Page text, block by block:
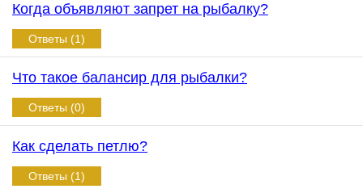
Когда объявляют запрет на рыбалку?
Ответы (1)
Что такое балансир для рыбалки?
Ответы (0)
Как сделать петлю?
Ответы (1)